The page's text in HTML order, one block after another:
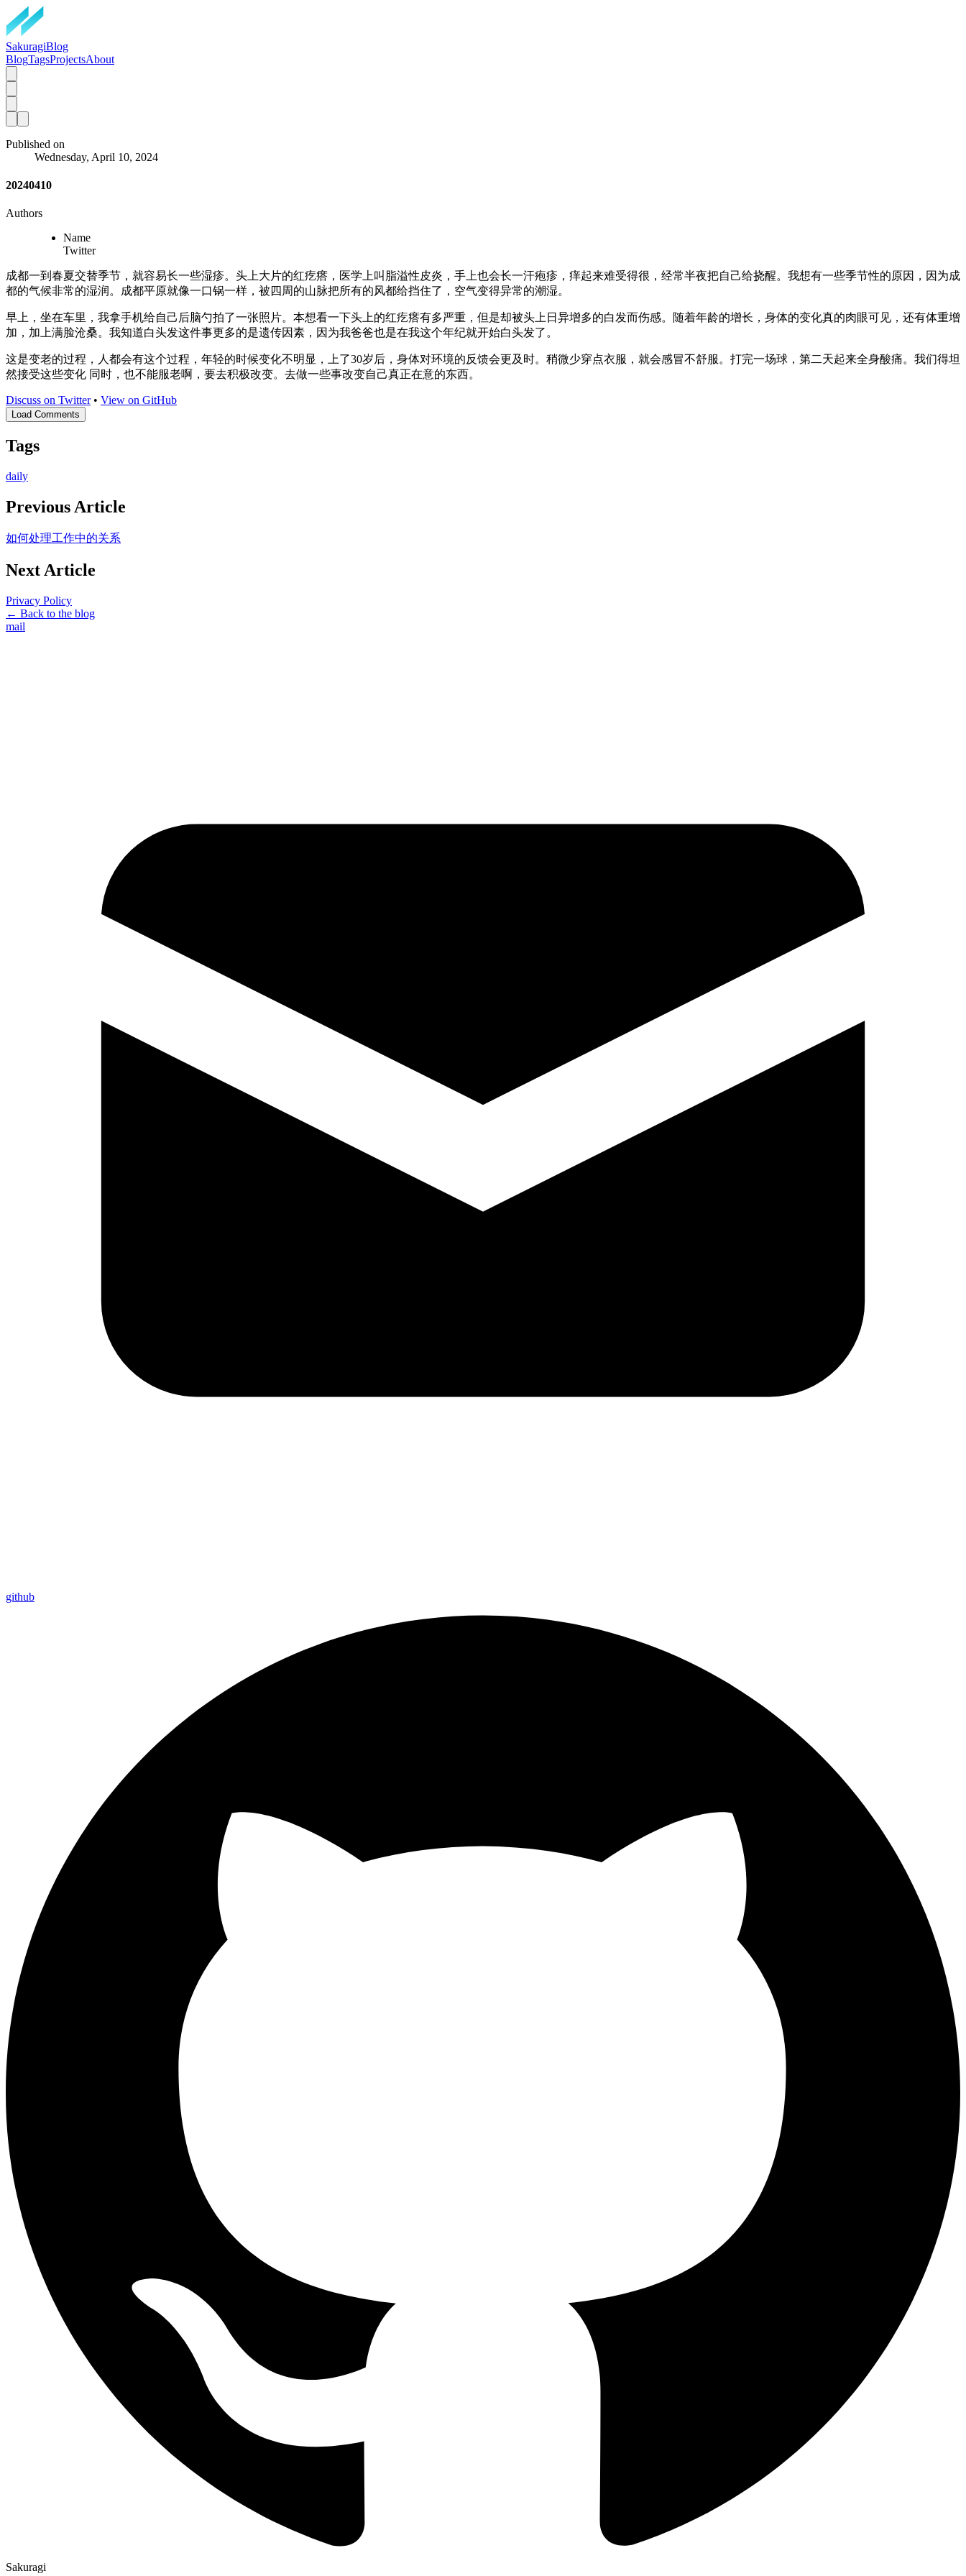
SakuragiBlog
BlogTagsProjectsAbout
Published on
Wednesday, April 10, 2024
20240410
Authors
Name
Twitter
成都一到春夏交替季节，就容易长一些湿疹。头上大片的红疙瘩，医学上叫脂溢性皮炎，手上也会长一汗疱疹，痒起来难受得很，经常半夜把自己给挠醒。我想有一些季节性的原因，因为成
都的气候非常的湿润。成都平原就像一口锅一样，被四周的山脉把所有的风都给挡住了，空气变得异常的潮湿。
早上，坐在车里，我拿手机给自己后脑勺拍了一张照片。本想看一下头上的红疙瘩有多严重，但是却被头上日异增多的白发而伤感。随着年龄的增长，身体的变化真的肉眼可见，还有体重增
加，加上满脸沧桑。我知道白头发这件事更多的是遗传因素，因为我爸爸也是在我这个年纪就开始白头发了。
这是变老的过程，人都会有这个过程，年轻的时候变化不明显，上了30岁后，身体对环境的反馈会更及时。稍微少穿点衣服，就会感冒不舒服。打完一场球，第二天起来全身酸痛。我们得坦
然接受这些变化 同时，也不能服老啊，要去积极改变。去做一些事改变自己真正在意的东西。
Discuss on Twitter• View on GitHub
Load Comments
Tags
daily
Previous Article
如何处理工作中的关系
Next Article
Privacy Policy
← Back to the blog
mail
github
Sakuragi